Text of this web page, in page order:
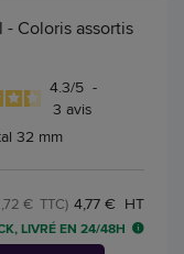
- Coloris assortis
4.3/5 -
3avis
32 mm
4,77 € HT
€ TTC)
LIVRÉ EN 24/48H